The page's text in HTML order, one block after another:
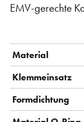
EMV-gerechte
Material
Klemmeinsatz
Formdichtung